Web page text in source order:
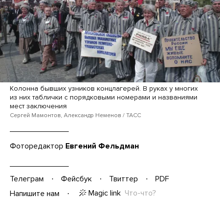
Колонна бывших узников концлагерей. В руках у многих
из них таблички с порядковыми номерами и названиями
мест заключения
Сергей Мамонтов, Александр Неменов / ТАСС
Фоторедактор Евгений Фельдман
Телеграм Фейсбук Твиттер
PDF
Напишите нам
Magic link Что-что?